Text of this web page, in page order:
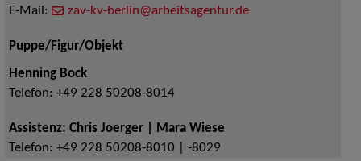
E-Mail:
zav-kv-berlin@arbeitsagentur.de
Puppe/Figur/Objekt
Henning Bock
Telefon: +49 228 50208-8014
Assistenz: Chris Joerger | Mara Wiese
Telefon: +49 228 50208-8010 | -8029